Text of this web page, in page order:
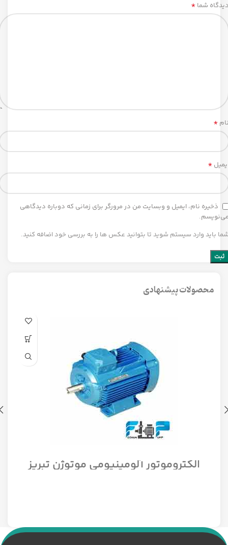
شما *
*
*
ذخیره نام، ایمیل و وبسایت من در مرورگر برای زمانی که دوباره دیدگاهی
باید وارد سیستم شوید تا بتوانید عکس ها را به بررسی خود اضافه کنید.
محصولات پیشنهادی
الکتروموتور آلومینیومی موتوژن تبریز
سه فاز مدل 1/12 اسب 1500 دور